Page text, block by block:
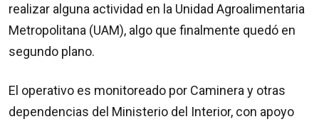
realizar alguna actividad en la Unidad Agroalimentaria
Metropolitana (UAM), algo que finalmente quedó en
segundo plano.
El operativo es monitoreado por Caminera y otras
dependencias del Ministerio del Interior, con apoyo